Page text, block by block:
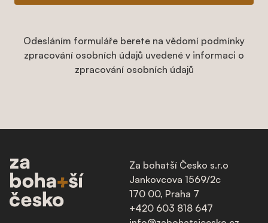
Odesláním formuláře berete na vědomí podmínky
zpracování osobních údajů uvedené v informaci o
zpracování osobních údajů
Za bohatší Česko s.r.o
Jankovcova 1569/2c
170 00, Praha 7
+420 603 818 647